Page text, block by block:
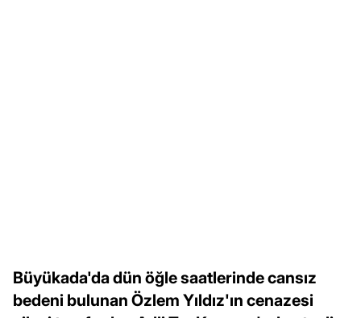
Büyükada'da dün öğle saatlerinde cansız
bedeni bulunan Özlem Yıldız'ın cenazesi